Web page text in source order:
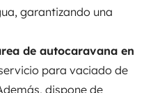
garantizando una
de autocaravana en
para vaciado de
dispone de